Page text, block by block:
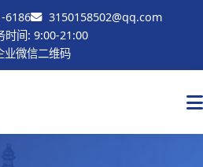
6186
3150158502@qq.com
时间: 9:00-21:00
业微信二维码